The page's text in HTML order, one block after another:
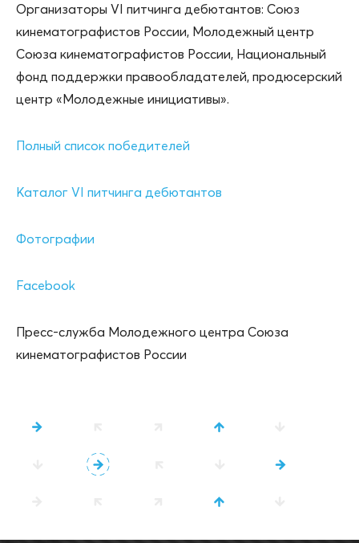
Организаторы VI питчинга дебютантов: Союз
кинематографистов России, Молодежный центр
Союза кинематографистов России, Национальный
фонд поддержки правообладателей, продюсерский
центр «Молодежные инициативы».
Полный список победителей
Каталог VI питчинга дебютантов
Фотографии
Facebook
Пресс-служба Молодежного центра Союза
кинематографистов России